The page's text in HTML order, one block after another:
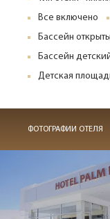
Все включено
Бассейн
Бассейн
Детская
ФОТОГРАФИИ ОТЕЛЯ